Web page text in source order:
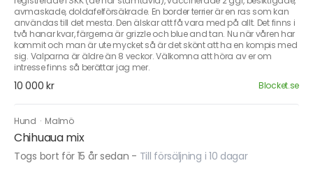
avmaskade, doldafelförsäkrade. En border terrier är en ras som kan
användas till det mesta. Den älskar att få vara med på allt. Det finns i
två hanar kvar, färgerna är grizzle och blue and tan. Nu när våren har
kommit och man är ute mycket så är det skönt att ha en kompis med
sig. Valparna är äldre än 8 veckor. Välkomna att höra av er om
intresse finns så berättar jag mer.
10 000 kr Blocket.se
Hund · Malmö
Chihuaua mix
Togs bort för 15 år sedan - Till försäljning i 10 dagar